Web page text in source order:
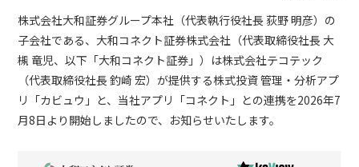
株式会社大和証券グループ本社（代表執行役社長 荻野 明彦）の
子会社である、大和コネクト証券株式会社（代表取締役社長 大
槻 竜児、以下「大和コネクト証券」）は株式会社テコテック
（代表取締役社長 釣崎 宏）が提供する株式投資 管理・分析アプ
リ「カビュウ」と、当社アプリ「コネクト」との連携を2026年7
月8日より開始しましたので、お知らせいたします。